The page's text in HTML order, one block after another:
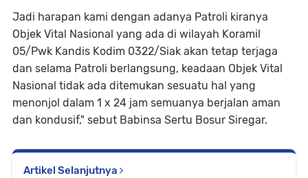
Jadi harapan kami dengan adanya Patroli kiranya
Objek Vital Nasional yang ada di wilayah Koramil
05/Pwk Kandis Kodim 0322/Siak akan tetap terjaga
dan selama Patroli berlangsung, keadaan Objek Vital
Nasional tidak ada ditemukan sesuatu hal yang
menonjol dalam 1 x 24 jam semuanya berjalan aman
dan kondusif," sebut Babinsa Sertu Bosur Siregar.
Artikel Selanjutnya